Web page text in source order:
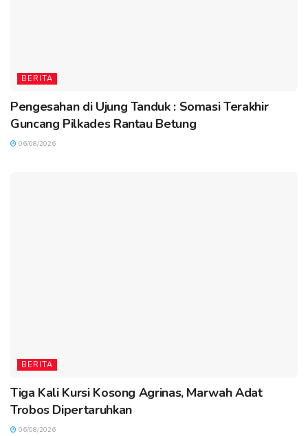
BERITA
Pengesahan di Ujung Tanduk : Somasi Terakhir
Guncang Pilkades Rantau Betung
06/08/2026
BERITA
Tiga Kali Kursi Kosong Agrinas, Marwah Adat
Trobos Dipertaruhkan
06/08/2026